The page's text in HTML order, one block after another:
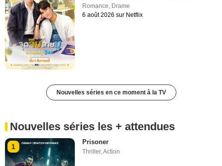
Romance, Drame
6 août 2026 sur Netflix
Nouvelles séries en ce moment à la TV
Nouvelles séries les + attendues
1
Prisoner
Thriller,Action